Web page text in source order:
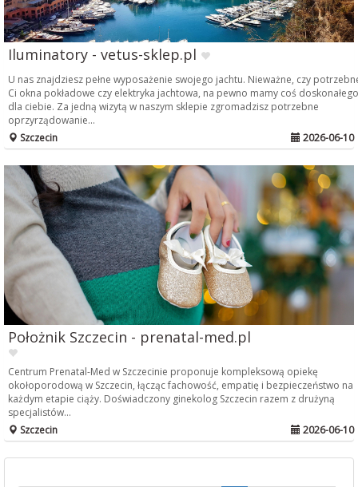
Iluminatory - vetus-sklep.pl
U nas znajdziesz pełne wyposażenie swojego jachtu. Nieważne, czy
Ci okna pokładowe czy elektryka jachtowa, na pewno mamy coś doskonałego
dla ciebie. Za jedną wizytą w naszym sklepie zgromadzisz potrzebne
oprzyrządowanie...
Szczecin
2026-06-10
Położnik Szczecin - prenatal-med.pl
Centrum Prenatal-Med w Szczecinie proponuje kompleksową opiekę
okołoporodową w Szczecin, łącząc fachowość, empatię i bezpieczeństwo na
każdym etapie ciąży. Doświadczony ginekolog Szczecin razem z drużyną
specjalistów...
Szczecin
2026-06-10